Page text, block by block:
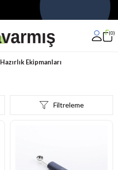
0
Hazırlık Ekipmanları
Filtreleme